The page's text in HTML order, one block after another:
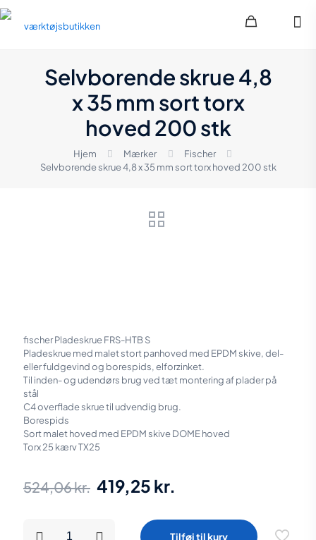
Selvborende skrue 4,8
x 35 mm sort torx
hoved 200 stk
Hjem Mærker
Fischer
Selvborende skrue 4,8 x 35 mm sort torx hoved 200 stk
fischer Pladeskrue FRS-HTB S
Pladeskrue med malet stort panhoved med EPDM skive, del-
eller fuldgevind og borespids, elforzinket.
Til inden- og udendørs brug ved tæt montering af plader på
stål
C4 overflade skrue til udvendig brug.
Borespids
Sort malet hoved med EPDM skive DOME hoved
Torx 25 kærv TX25
524,06kr. Den
pris
419,25 kr.
pris
Tilføj til kurv